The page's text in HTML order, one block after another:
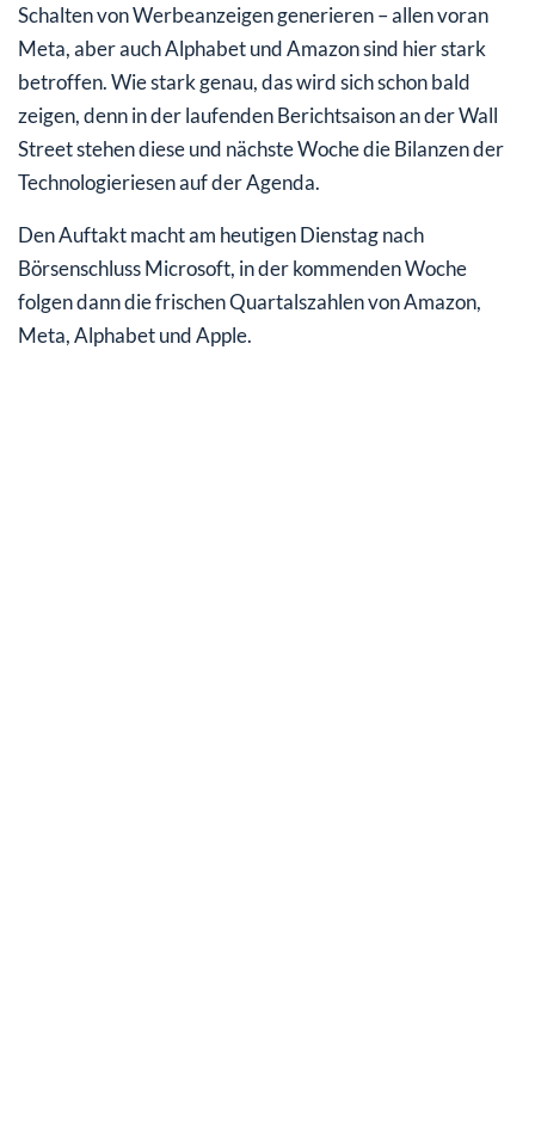
Schalten von Werbeanzeigen generieren – allen voran
Meta, aber auch Alphabet und Amazon sind hier stark
betroffen. Wie stark genau, das wird sich schon bald
zeigen, denn in der laufenden Berichtsaison an der Wall
Street stehen diese und nächste Woche die Bilanzen der
Technologieriesen auf der Agenda.
Den Auftakt macht am heutigen Dienstag nach
Börsenschluss Microsoft, in der kommenden Woche
folgen dann die frischen Quartalszahlen von Amazon,
Meta, Alphabet und Apple.